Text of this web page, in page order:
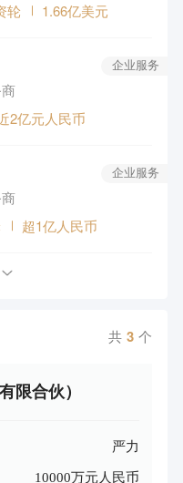
轮 1.66亿美元
企业服务
2亿元人民币
企业服务
超1亿人民币
共 3 个
限合伙）
严力
10000万元人民币